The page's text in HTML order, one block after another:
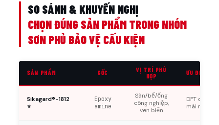
SO SÁNH & KHUYẾN NGHỊ
CHỌN ĐÚNG SẢN PHẨM TRONG NHÓM
SƠN PHỦ BẢO VỆ CẤU KIỆN
SẢN PHẨM GỐC
VỊ TRÍ PHÙ
HỢP
ƯU ĐIỂM
Sikagard®-1812
⭐
Epoxy
amine
Sàn/bể/ống
công nghiệp,
ven biển
DFT dày
mài mòn